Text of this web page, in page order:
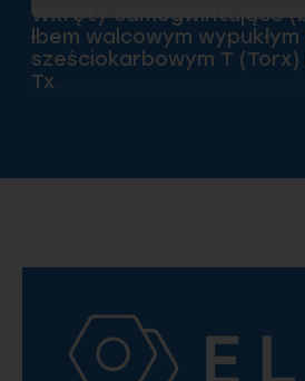
Wkręty samogwintujące
łbem walcowym
sześciokarbowym T (Torx)
Tx